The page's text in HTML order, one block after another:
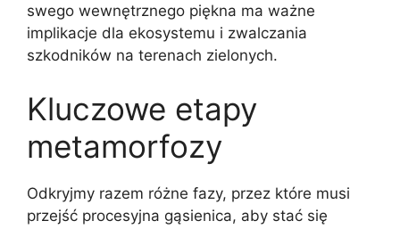
swego wewnętrznego piękna ma ważne
implikacje dla ekosystemu i zwalczania
szkodników na terenach zielonych.
Kluczowe etapy
metamorfozy
Odkryjmy razem różne fazy, przez które musi
przejść procesyjna gąsienica, aby stać się